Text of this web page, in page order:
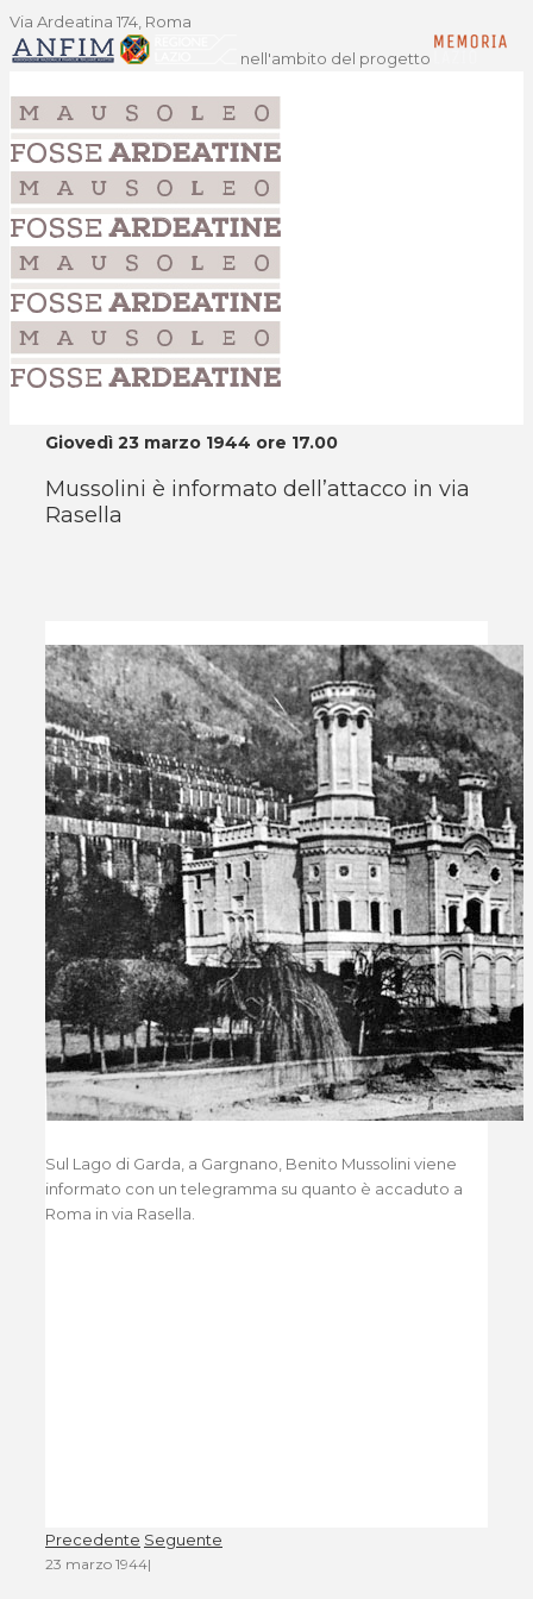
Via Ardeatina 174, Roma
nell'ambito del progetto
Giovedì 23 marzo 1944 ore 17.00
Mussolini è informato dell’attacco in via
Rasella
Sul Lago di Garda, a Gargnano, Benito Mussolini viene
informato con un telegramma su quanto è accaduto a
Roma in via Rasella.
Precedente Seguente
23 marzo 1944|